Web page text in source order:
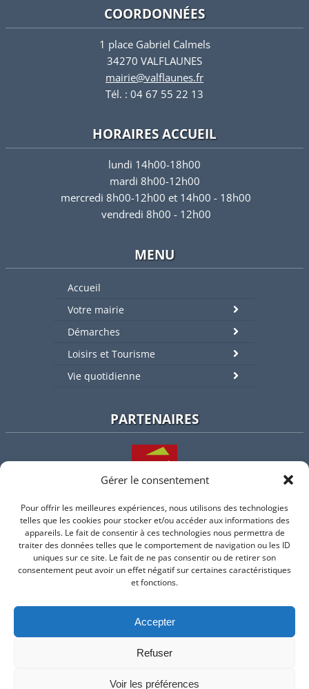
Gérer le consentement
Pour offrir les meilleures expériences, nous utilisons des technologies
telles que les cookies pour stocker et/ou accéder aux informations des
appareils. Le fait de consentir à ces technologies nous permettra de
traiter des données telles que le comportement de navigation ou les ID
uniques sur ce site. Le fait de ne pas consentir ou de retirer son
consentement peut avoir un effet négatif sur certaines caractéristiques
et fonctions.
Accepter
Refuser
Voir les préférences
COORDONNÉES
1 place Gabriel Calmels
34270 VALFLAUNES
mairie@valflaunes.fr
Tél. : 04 67 55 22 13
HORAIRES ACCUEIL
lundi 14h00-18h00
mardi 8h00-12h00
mercredi 8h00-12h00 et 14h00 - 18h00
vendredi 8h00 - 12h00
MENU
Accueil
Votre mairie
Démarches
Loisirs et Tourisme
Vie quotidienne
PARTENAIRES
L'intercommunalité
Intramuros
Suivez-nous sur Facebook
Site